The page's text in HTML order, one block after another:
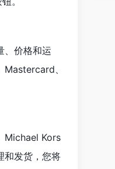
、价格和运
、
Michael Kors
和发货，您将